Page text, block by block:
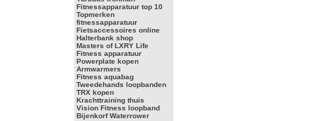
Fitnessapparatuur top 10
Topmerken
fitnessapparatuur
Fietsaccessoires online
Halterbank shop
Masters of LXRY Life
Fitness apparatuur
Powerplate kopen
Armwarmers
Fitness aquabag
Tweedehands loopbanden
TRX kopen
Krachttraining thuis
Vision Fitness loopband
Bijenkorf Waterrower